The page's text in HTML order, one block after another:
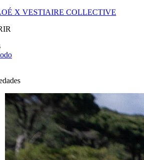
X VESTIAIRE COLLECTIVE